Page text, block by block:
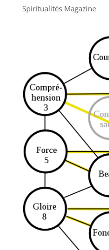
Spiritualités Magazine